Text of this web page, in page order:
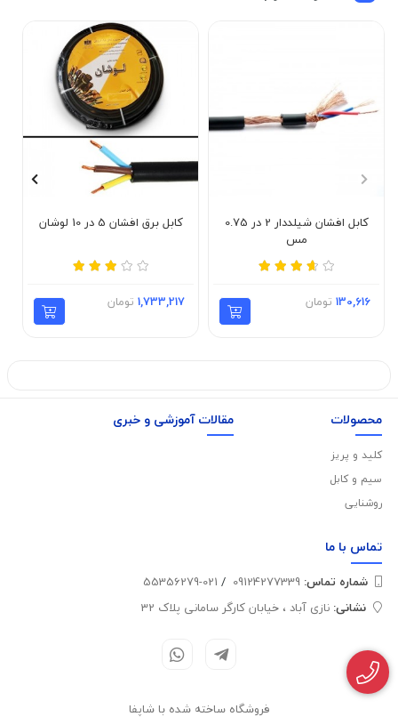
کابل افشان شیلددار 2 در 0.75
مس
130,616 تومان
کابل برق افشان 5 در 10 لوشان
1,733,217 تومان
محصولات
کلید و پریز
سیم و کابل
روشنایی
مقالات آموزشی و خبری
تماس با ما
شماره تماس‌: /
021-55356279
نشانی: نازی آباد ، خیابان کارگر سامانی پلاک 32
فروشگاه ساخته شده با شاپفا